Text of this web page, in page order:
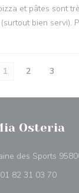
et pâtes sont
bien servi).
1 2 3
Osteria
des Sports
01 82 31 03 70